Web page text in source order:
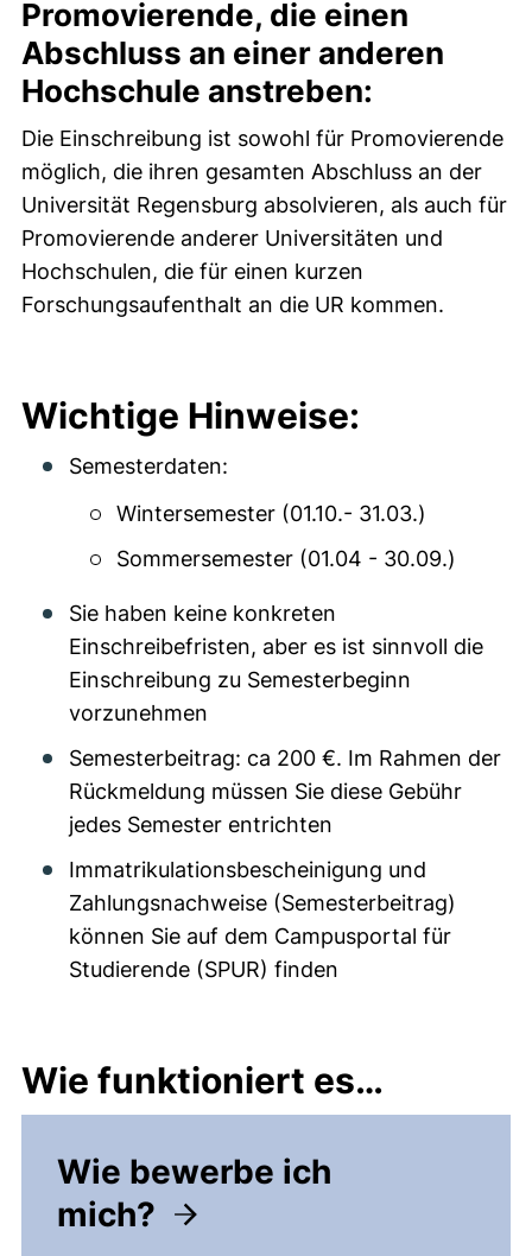
Promovierende, die einen
Abschluss an einer anderen
Hochschule anstreben:
Die Einschreibung ist sowohl für Promovierende
möglich, die ihren gesamten Abschluss an der
Universität Regensburg absolvieren, als auch für
Promovierende anderer Universitäten und
Hochschulen, die für einen kurzen
Forschungsaufenthalt an die UR kommen.
Wichtige Hinweise:
Semesterdaten:
Wintersemester (01.10.- 31.03.)
Sommersemester (01.04 - 30.09.)
Sie haben keine konkreten
Einschreibefristen, aber es ist sinnvoll die
Einschreibung zu Semesterbeginn
vorzunehmen
Semesterbeitrag: ca 200 €. Im Rahmen der
Rückmeldung müssen Sie diese Gebühr
jedes Semester entrichten
Immatrikulationsbescheinigung und
Zahlungsnachweise (Semesterbeitrag)
können Sie auf dem Campusportal für
Studierende (SPUR) finden
Wie funktioniert es…
Wie bewerbe ich
mich?